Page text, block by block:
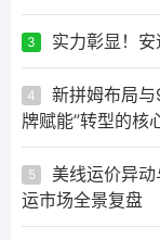
3 实力彰显！
4
新拼姆布局与
牌赋能”转型的核
5
美线运价异
运市场全景复盘